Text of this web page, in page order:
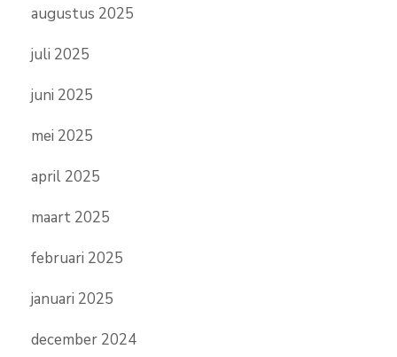
augustus 2025
juli 2025
juni 2025
mei 2025
april 2025
maart 2025
februari 2025
januari 2025
december 2024